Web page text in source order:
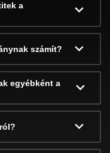
a
számít?
egyébként a